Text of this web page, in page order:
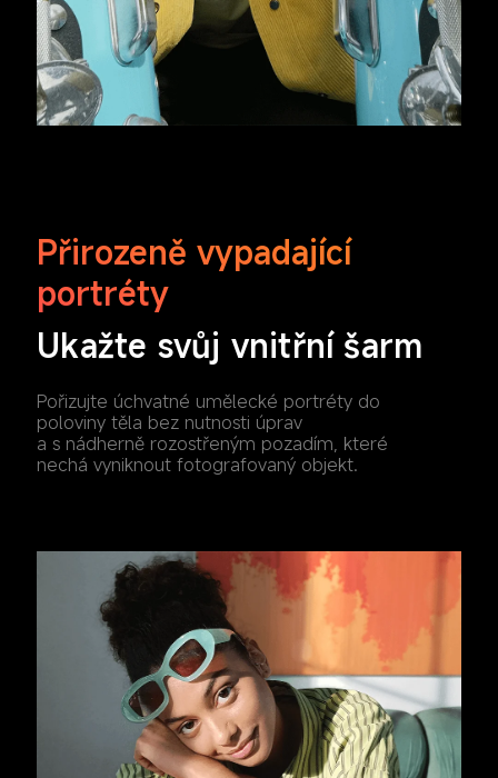
Přirozeně vypadající
portréty
Ukažte svůj vnitřní šarm
Pořizujte úchvatné umělecké portréty do
poloviny těla bez nutnosti úprav
a s nádherně rozostřeným pozadím, které
nechá vyniknout fotografovaný objekt.